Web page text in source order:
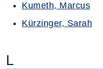
Kumeth, Marcus
Kürzinger, Sarah
L